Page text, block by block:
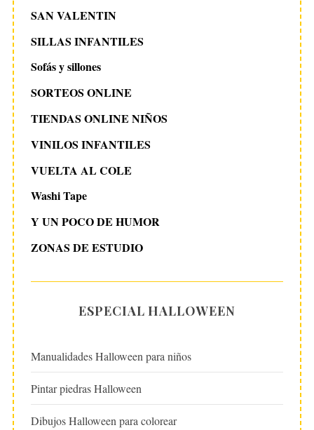
SAN VALENTIN
SILLAS INFANTILES
Sofás y sillones
SORTEOS ONLINE
TIENDAS ONLINE NIÑOS
VINILOS INFANTILES
VUELTA AL COLE
Washi Tape
Y UN POCO DE HUMOR
ZONAS DE ESTUDIO
ESPECIAL HALLOWEEN
Manualidades Halloween para niños
Pintar piedras Halloween
Dibujos Halloween para colorear